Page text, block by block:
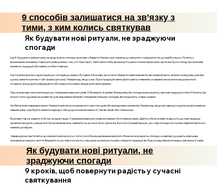
9 способів залишатися на зв’язку з
тими, з ким колись святкував
Як будувати нові ритуали, не зраджуючи
спогади
Щоб будувати нові ритуали, не зраджуючи спогади, важливо зберегти баланс між повагою до минулого та відкритістю до майбутнього. Почніть з
визначення значення старих ритуалів для вас і тих, хто був поруч. Запитайте себе, які емоції та цінності вони приносили. Це може бути спогад про важливі
моменти, традиції, або навіть особисті звички.
Наступним кроком є адаптація цих спогадів до нових обставин. Можливо, ви хочете зберегти певні елементи, які символізують зв’язок із минулим, але при
цьому змінити контекст або форму ритуалу. Наприклад, якщо у вас була традиція святкувати свята з певними стравами, ви можете продовжити їх
готувати, але додати нові рецепти або запросити нових людей для святкування.
Також важливо залучати інших до створення нових ритуалів. Обговоріть зі своїми близькими, які спогади вони цінують, і які нові традиції хотіли б бачити. Це
може стати чудовою можливістю для зміцнення зв’язків і створення спільних спогадів, які поєднують старе з новим.
Не бійтеся експериментувати. Нові ритуали можуть виникати з простих ідей або випадкових моментів. Наприклад, якщо ви завжди ходили на прогулянки в
певний день, спробуйте змінити маршрут або додати нові активності, такі як пікнік або спільна гра.
Важливо також давати собі час на адаптацію. Створення нових ритуалів не повинно бути примусовим. Дайте собі можливість відчути, що нові традиції
органічно входять у ваше життя, не намагаючись замінити те, що вже було. Це може бути поступовий процес, де старі спогади поступово переплітаються з
новими досвідом.
Завершуючи, пам'ятайте, що нові ритуали можуть стати способом вшанування минулого. Вони не скасовують спогади, а, навпаки, додають нові шари
значення до вашого життя. Відкритість до змін і гнучкість у підходах допоможуть вам створити традиції, які будуть відображати вашу унікальну історію.
Як будувати нові ритуали, не
зраджуючи спогади
9 кроків, щоб повернути радість у сучасні
святкування